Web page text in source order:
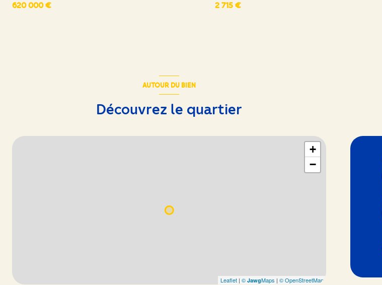
620 000 €
2 715 €
AUTOUR DU BIEN
Découvrez le quartier
+
−
Leaflet | © JawgMaps | © OpenStreetMap